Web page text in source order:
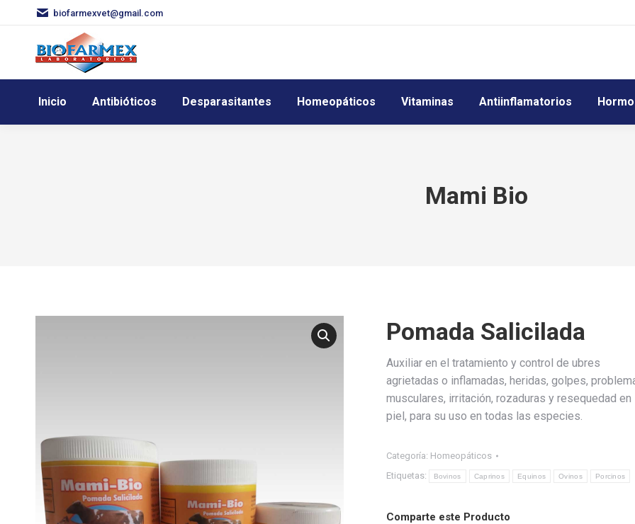
biofarmexvet@gmail.com
Inicio Antibióticos Desparasitantes Homeopáticos Vitaminas Antiinflamatorios
Mami Bio
Pomada Salicilada
Auxiliar en el tratamiento y control de ubres
agrietadas o inflamadas, heridas, golpes,
musculares, irritación, rozaduras y resequedad en
piel, para su uso en todas las especies.
Categoría: Homeopáticos
Etiquetas:
Bovinos Caprinos Equinos Ovinos Porcinos
Comparte este Producto